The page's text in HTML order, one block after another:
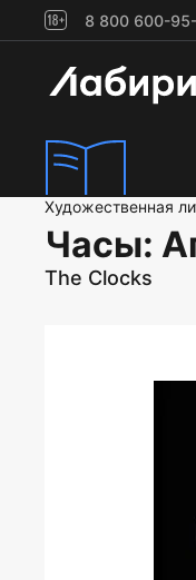
8 800 600-
Художественная
Часы:
The Clocks